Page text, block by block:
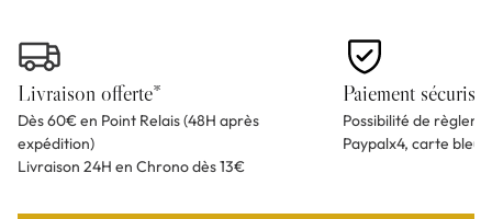
Livraison offerte*
Dès 60€ en Point Relais (48H après
expédition)
Livraison 24H en Chrono dès 13€
Paiement sécurisé
Possibilité de
Paypalx4, carte